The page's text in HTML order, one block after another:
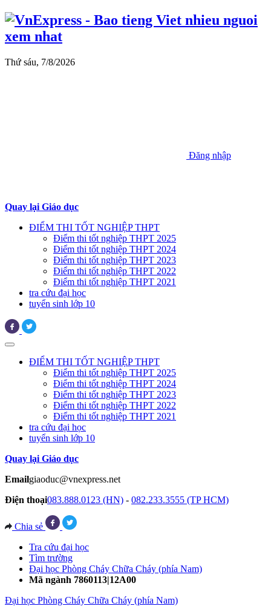
Thứ sáu, 7/8/2026
Đăng nhập
Quay lại Giáo dục
ĐIỂM THI TỐT NGHIỆP THPT
Điểm thi tốt nghiệp THPT 2025
Điểm thi tốt nghiệp THPT 2024
Điểm thi tốt nghiệp THPT 2023
Điểm thi tốt nghiệp THPT 2022
Điểm thi tốt nghiệp THPT 2021
tra cứu đại học
tuyển sinh lớp 10
ĐIỂM THI TỐT NGHIỆP THPT
Điểm thi tốt nghiệp THPT 2025
Điểm thi tốt nghiệp THPT 2024
Điểm thi tốt nghiệp THPT 2023
Điểm thi tốt nghiệp THPT 2022
Điểm thi tốt nghiệp THPT 2021
tra cứu đại học
tuyển sinh lớp 10
Quay lại Giáo dục
Emailgiaoduc@vnexpress.net
Điện thoại083.888.0123 (HN) - 082.233.3555 (TP HCM)
Chia sẻ
Tra cứu đại học
Tìm trường
Đại học Phòng Cháy Chữa Cháy (phía Nam)
Mã ngành 7860113|12A00
Đại học Phòng Cháy Chữa Cháy (phía Nam)